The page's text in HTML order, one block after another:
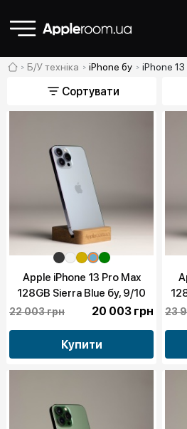
Б/У техніка iPhone бу iPhone
Сортувати
Apple iPhone 13 Pro Max
128GB Sierra Blue бу, 9/10
22 003 грн 20 003 грн
Купити
23